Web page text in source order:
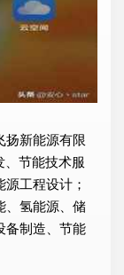
扬新能源有限
、节能技术服
工程设计；
、氢能源、储
备制造、节能